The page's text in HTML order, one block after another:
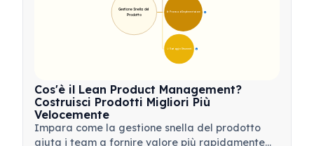
🛠️ Processo di Implementazione 12
💡 Vantaggi e Strumenti
Gestione Snella del
Prodotto
Cos'è il Lean Product Management?
Costruisci Prodotti Migliori Più
Velocemente
Impara come la gestione snella del prodotto
aiuta i team a fornire valore più rapidamente